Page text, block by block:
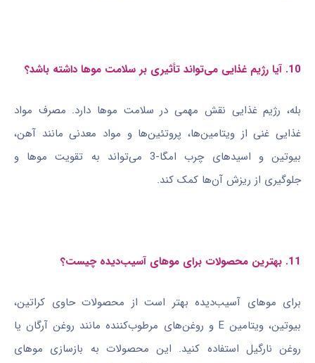
10. آیا رژیم غذایی می‌تواند تأثیری بر سلامت موها داشته باشد؟
بله، رژیم غذایی نقش مهمی در سلامت موها دارد. مصرف مواد
غذایی غنی از ویتامین‌ها، پروتئین‌ها و مواد معدنی مانند آهن،
بیوتین و اسیدهای چرب امگا-3 می‌تواند به تقویت موها و
جلوگیری از ریزش آن‌ها کمک کند.
11. بهترین محصولات برای موهای آسیب‌دیده چیست؟
برای موهای آسیب‌دیده بهتر است از محصولات حاوی کراتین،
بیوتین، ویتامین E و روغن‌های مرطوب‌کننده مانند روغن آرگان یا
روغن نارگیل استفاده کنید. این محصولات به بازسازی موهای